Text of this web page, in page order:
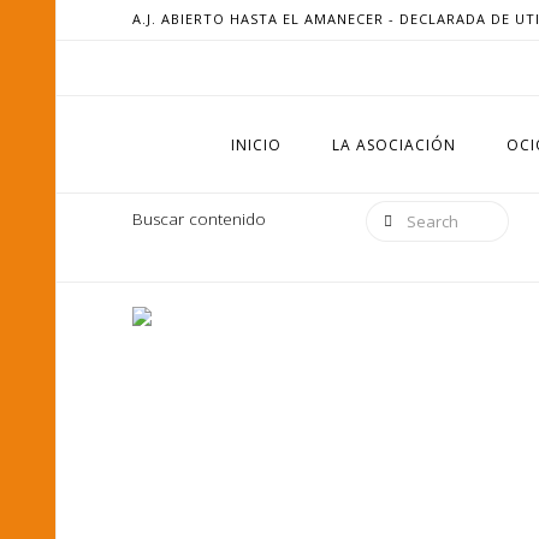
A.J. ABIERTO HASTA EL AMANECER - DECLARADA DE
INICIO LA ASOCIACIÓN
Buscar contenido Search